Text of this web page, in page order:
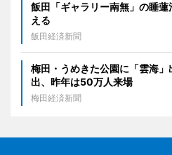
飯田「ギャラリー南無」の睡
える
飯田経済新聞
梅田・うめきた公園に「雲海
出、昨年は50万人来場
梅田経済新聞